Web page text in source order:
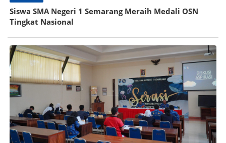
Siswa SMA Negeri 1 Semarang Meraih Medali OSN
Tingkat Nasional